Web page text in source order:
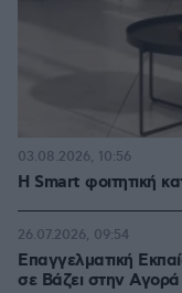
Η Smart φοιτητική
03.08.2026, 10:56
Επαγγελματική
σε Bάζει στην
26.07.2026, 09:54